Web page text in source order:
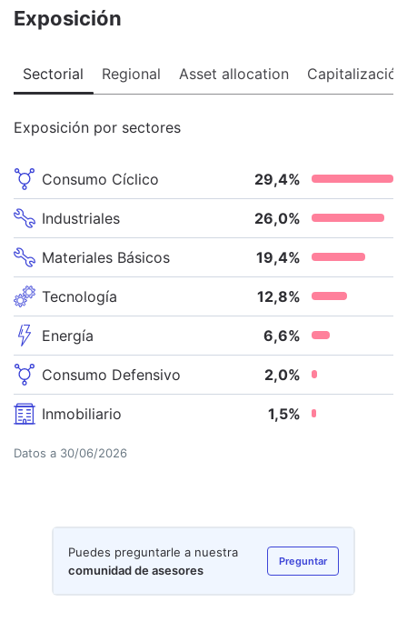
Exposición
Sectorial Regional Asset allocation Capitalización
Exposición por sectores
Consumo Cíclico 29,4%
Industriales 26,0%
Materiales Básicos 19,4%
Tecnología 12,8%
Energía 6,6%
Consumo Defensivo 2,0%
Inmobiliario 1,5%
Datos a 30/06/2026
Puedes preguntarle a nuestra
comunidad de asesores
Preguntar